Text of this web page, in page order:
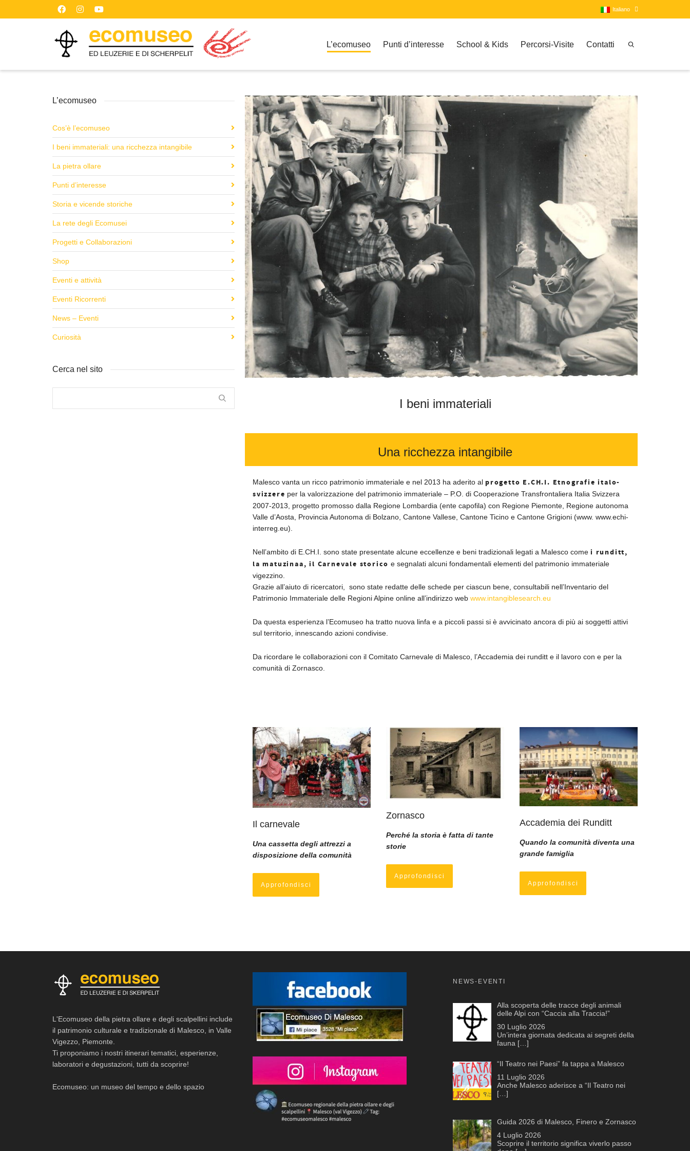
Italiano
Inglese
L’ecomuseo Punti d’interesse School & Kids Percorsi-Visite Contatti
I beni immateriali
Una ricchezza intangibile
Malesco vanta un ricco patrimonio immateriale e nel 2013 ha aderito al progetto E.CH.I. Etnografie italo-
svizzere per la valorizzazione del patrimonio immateriale – P.O. di Cooperazione Transfrontaliera Italia Svizzera
2007-2013, progetto promosso dalla Regione Lombardia (ente capofila) con Regione Piemonte, Regione autonoma
Valle d’Aosta, Provincia Autonoma di Bolzano, Cantone Vallese, Cantone Ticino e Cantone Grigioni (www. www.echi-
interreg.eu).
Nell’ambito di E.CH.I. sono state presentate alcune eccellenze e beni tradizionali legati a Malesco come i runditt,
la matuzinaa, il Carnevale storico e segnalati alcuni fondamentali elementi del patrimonio immateriale
vigezzino.
Grazie all’aiuto di ricercatori, sono state redatte delle schede per ciascun bene, consultabili nell’Inventario del
Patrimonio Immateriale delle Regioni Alpine online all’indirizzo web www.intangiblesearch.eu
Da questa esperienza l’Ecomuseo ha tratto nuova linfa e a piccoli passi si è avvicinato ancora di più ai soggetti attivi
sul territorio, innescando azioni condivise.
Da ricordare le collaborazioni con il Comitato Carnevale di Malesco, l’Accademia dei runditt e il lavoro con e per la
comunità di Zornasco.
Il carnevale
Una cassetta degli attrezzi a
disposizione della comunità
Approfondisci
Zornasco
Perché la storia è fatta di tante
storie
Approfondisci
Accademia dei Runditt
Quando la comunità diventa una
grande famiglia
Approfondisci
L’ecomuseo
Cos’è l’ecomuseo
I beni immateriali: una ricchezza intangibile
La pietra ollare
Punti d’interesse
Storia e vicende storiche
La rete degli Ecomusei
Progetti e Collaborazioni
Shop
Eventi e attività
Eventi Ricorrenti
News – Eventi
Curiosità
Cerca nel sito
L'Ecomuseo della pietra ollare e degli scalpellini include
il patrimonio culturale e tradizionale di Malesco, in Valle
Vigezzo, Piemonte.
Ti proponiamo i nostri itinerari tematici, esperienze,
laboratori e degustazioni, tutti da scoprire!
Ecomuseo: un museo del tempo e dello spazio
NEWS-EVENTI
Alla scoperta delle tracce degli animali
delle Alpi con “Caccia alla Traccia!”
30 Luglio 2026
Un’intera giornata dedicata ai segreti della
fauna […]
“Il Teatro nei Paesi” fa tappa a Malesco
11 Luglio 2026
Anche Malesco aderisce a “Il Teatro nei
[…]
Guida 2026 di Malesco, Finero e Zornasco
4 Luglio 2026
Scoprire il territorio significa viverlo passo